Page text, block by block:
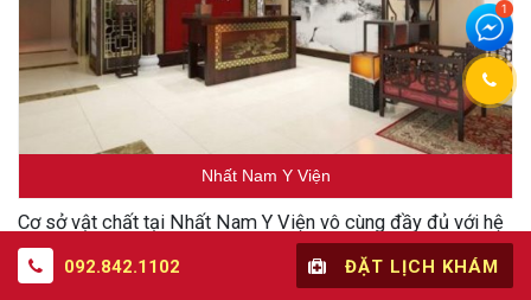
Nhất Nam Y Viện
Cơ sở vật chất tại Nhất Nam Y Viện vô cùng đầy đủ với hệ
thống phòng thuốc, sảnh chờ, phòng khám, trung tâm điều
trị. Tất cả đều được trang bị đồ đạc chuyên dụng tiên tiến,
092.842.1102 ĐẶT LỊCH KHÁM